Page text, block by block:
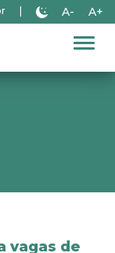
A- A+
vagas de